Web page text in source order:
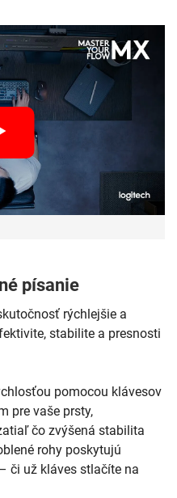
písanie
rýchlejšie a
stabilite a presnosti
pomocou klávesov
pre vaše prsty,
čo zvýšená stabilita
rohy poskytujú
či už kláves stlačíte na